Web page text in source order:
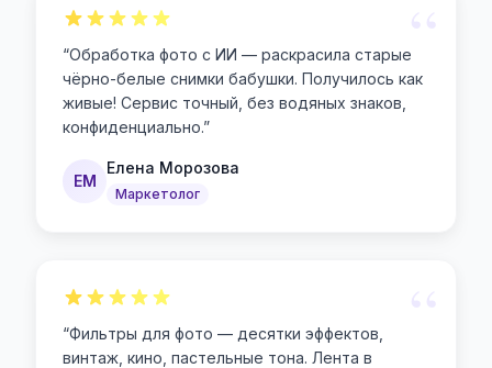
“
“Обработка фото с ИИ — раскрасила старые
чёрно-белые снимки бабушки. Получилось как
живые! Сервис точный, без водяных знаков,
конфиденциально.”
ЕМ
Елена Морозова
Маркетолог
“Фильтры для фото — десятки эффектов,
винтаж, кино, пастельные тона. Лента в